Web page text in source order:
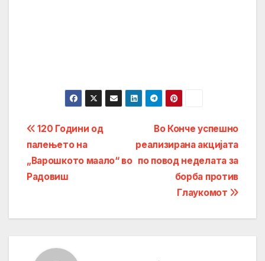
Post
navigation
Во Конче успешно
реализирана акцијата
по повод неделата за
борба против
Глаукомот
120 Години од
палењето на
„Варошкото маало“ во
Радовиш